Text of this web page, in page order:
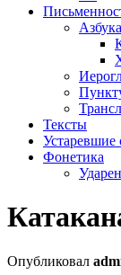
Азбука
Тексты
Устаревшие
Фонетика
Опубликовал